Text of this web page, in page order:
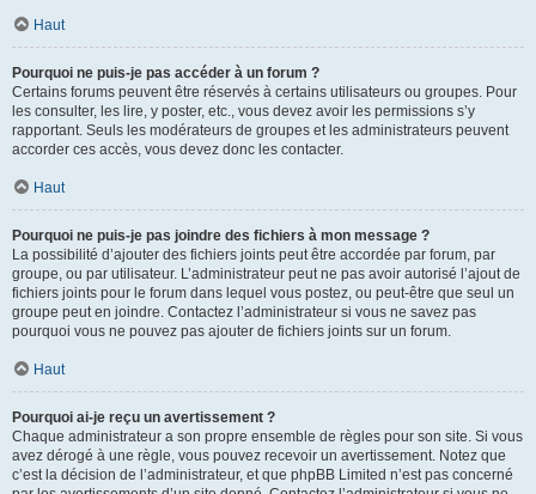
Haut
Pourquoi ne puis-je pas accéder à un forum ?
Certains forums peuvent être réservés à certains utilisateurs ou groupes. Pour
les consulter, les lire, y poster, etc., vous devez avoir les permissions s’y
rapportant. Seuls les modérateurs de groupes et les administrateurs peuvent
accorder ces accès, vous devez donc les contacter.
Haut
Pourquoi ne puis-je pas joindre des fichiers à mon message ?
La possibilité d’ajouter des fichiers joints peut être accordée par forum, par
groupe, ou par utilisateur. L’administrateur peut ne pas avoir autorisé l’ajout de
fichiers joints pour le forum dans lequel vous postez, ou peut-être que seul un
groupe peut en joindre. Contactez l’administrateur si vous ne savez pas
pourquoi vous ne pouvez pas ajouter de fichiers joints sur un forum.
Haut
Pourquoi ai-je reçu un avertissement ?
Chaque administrateur a son propre ensemble de règles pour son site. Si vous
avez dérogé à une règle, vous pouvez recevoir un avertissement. Notez que
c’est la décision de l’administrateur, et que phpBB Limited n’est pas concerné